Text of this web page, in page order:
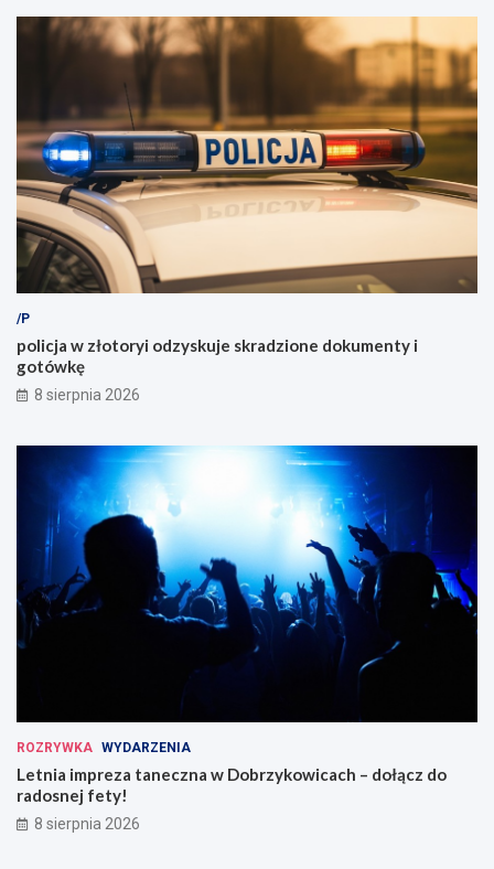
/P
policja w złotoryi odzyskuje skradzione dokumenty i
gotówkę
8 sierpnia 2026
ROZRYWKA WYDARZENIA
Letnia impreza taneczna w Dobrzykowicach – dołącz do
radosnej fety!
8 sierpnia 2026